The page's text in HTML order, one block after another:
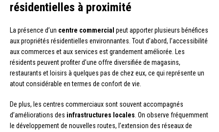
résidentielles à proximité
La présence d’un centre commercial peut apporter plusieurs bénéfices
aux propriétés résidentielles environnantes. Tout d’abord, l’accessibilité
aux commerces et aux services est grandement améliorée. Les
résidents peuvent profiter d’une offre diversifiée de magasins,
restaurants et loisirs à quelques pas de chez eux, ce qui représente un
atout considérable en termes de confort de vie.
De plus, les centres commerciaux sont souvent accompagnés
d’améliorations des infrastructures locales . On observe fréquemment
le développement de nouvelles routes, l’extension des réseaux de